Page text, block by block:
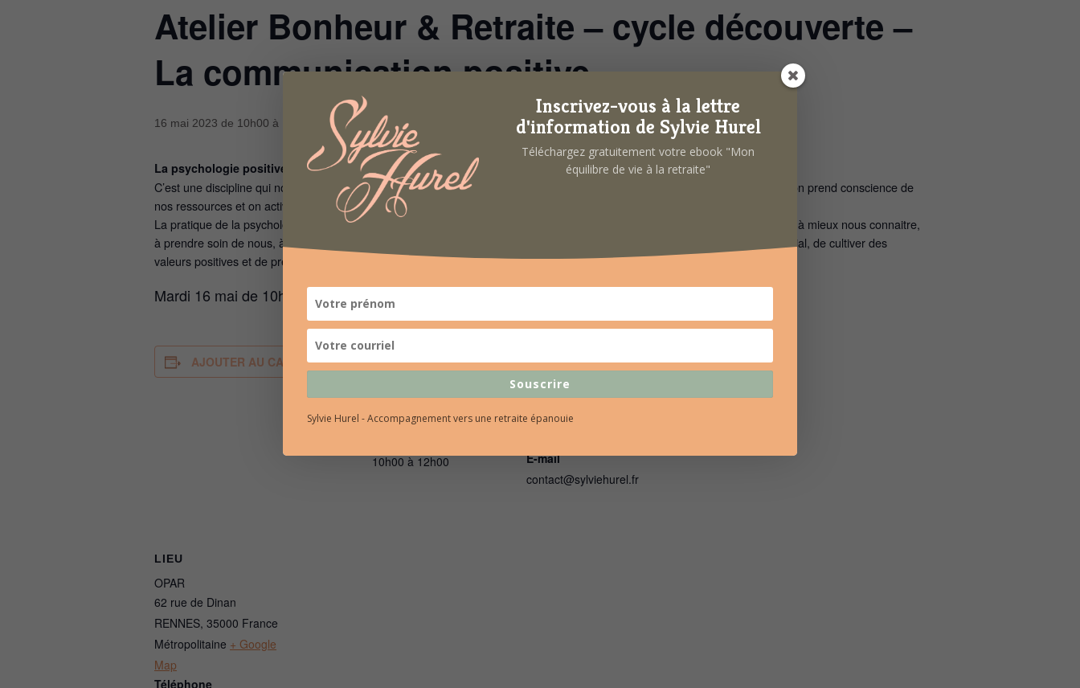
Atelier Bonheur & Retraite – cycle découverte –
La communication positive
16 mai 2023 de 10h00 à
La psychologie positive au service d’une retraite épanouie
C’est une discipline qui nous aide à décrypter ce qui va bien dans nos vies. Ainsi, on ne travaille pas sur nos problèmes mais on prend conscience de
nos ressources et on active nos forces : l’estime de soi, l’optimisme, la gratitude, la créativité, l’humour, la confiance en soi…
La pratique de la psychologie positive nous apporte une ouverture d’esprit et augmente notre épanouissement. Elle nous aide à mieux nous connaitre,
à prendre soin de nous, à apprivoiser nos émotions (agréables et désagréables). Elle met l’accent sur l’importance du lien social, de cultiver des
valeurs positives et de prendre conscience des petits bonheurs du quotidien.
Mardi 16 mai de 10h à 12h : la communication positive
AJOUTER AU CALENDRIER
DÉTAILS
Date :
16 mai 2023
10h00 à 12h00
ORGANISATEUR
Sylvie Hurel
Téléphone
E-mail
contact@sylviehurel.fr
LIEU
OPAR
62 rue de Dinan
RENNES, 35000 France
Métropolitaine + Google
Map
Téléphone
Inscrivez-vous à la lettre
d'information de Sylvie Hurel
Téléchargez gratuitement votre ebook "Mon
équilibre de vie à la retraite"
Souscrire
Sylvie Hurel - Accompagnement vers une retraite épanouie